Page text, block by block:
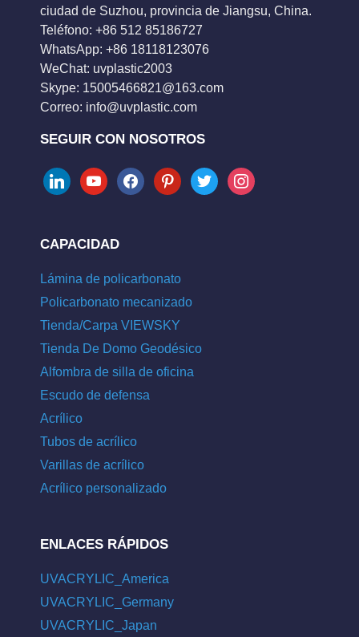
ciudad de Suzhou, provincia de Jiangsu, China.
Teléfono: +86 512 85186727
WhatsApp: +86 18118123076
WeChat: uvplastic2003
Skype: 15005466821@163.com
Correo: info@uvplastic.com
SEGUIR CON NOSOTROS
linkedinyoutubefacebookpinteresttwitter instagram
CAPACIDAD
Lámina de policarbonato
Policarbonato mecanizado
Tienda/Carpa VIEWSKY
Tienda De Domo Geodésico
Alfombra de silla de oficina
Escudo de defensa
Acrílico
Tubos de acrílico
Varillas de acrílico
Acrílico personalizado
ENLACES RÁPIDOS
UVACRYLIC_America
UVACRYLIC_Germany
UVACRYLIC_Japan